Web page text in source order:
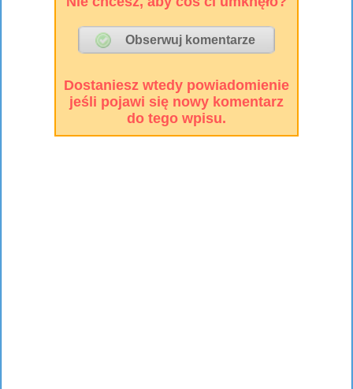
Dostaniesz wtedy powiadomienie
jeśli pojawi się nowy komentarz
do tego wpisu.